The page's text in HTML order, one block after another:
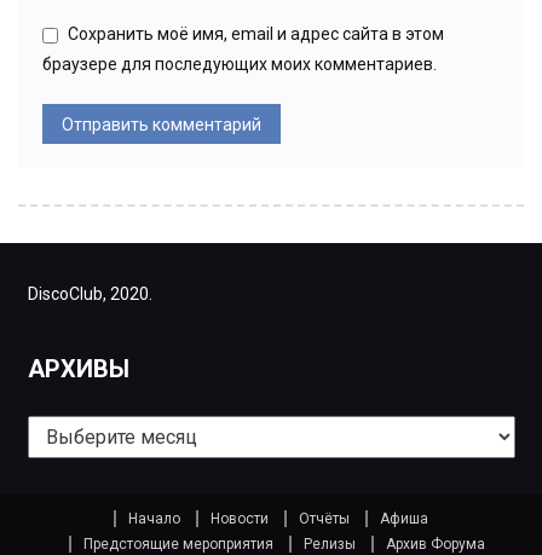
Сохранить моё имя, email и адрес сайта в этом
браузере для последующих моих комментариев.
DiscoClub, 2020.
АРХИВЫ
Архивы
Начало Новости Отчёты
Афиша
Предстоящие мероприятия
Релизы Архив Форума